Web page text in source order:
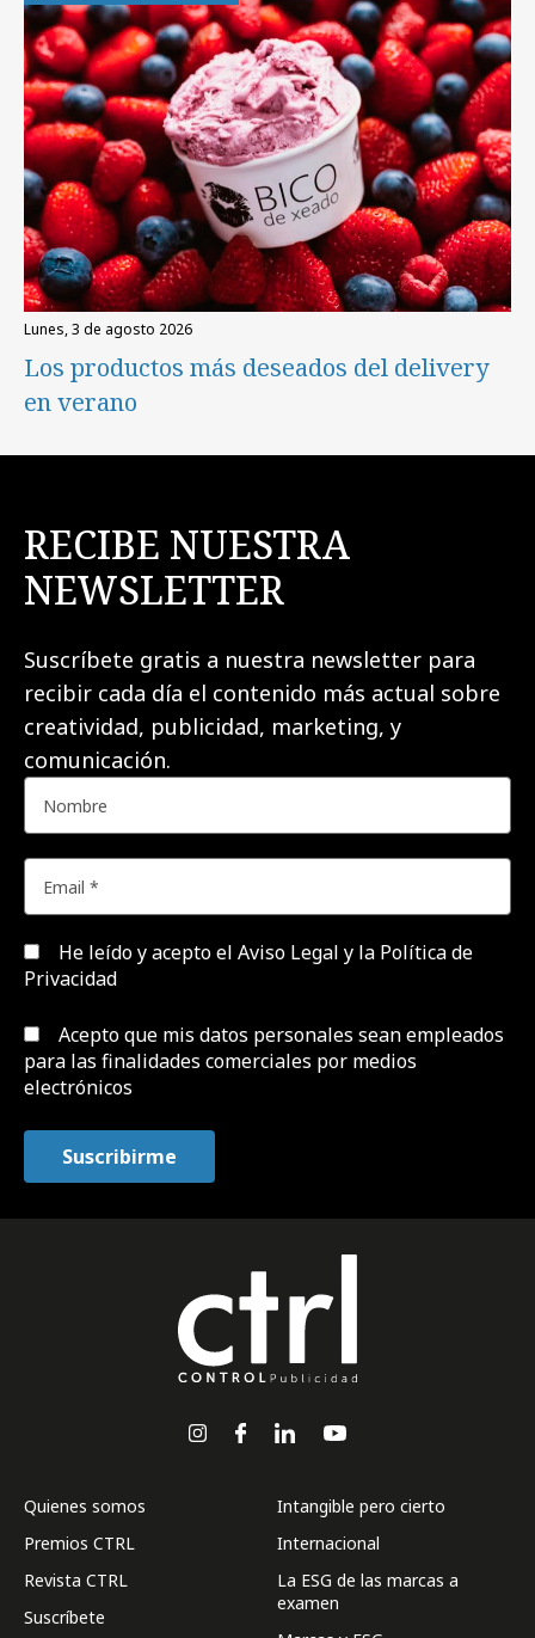
lunes, 3 de agosto 2026
Los productos más deseados del delivery
en verano
RECIBE NUESTRA
NEWSLETTER
Suscríbete gratis a nuestra newsletter para
recibir cada día el contenido más actual sobre
creatividad, publicidad, marketing, y
comunicación.
He leído y acepto el Aviso Legal y la Política de
Privacidad
Acepto que mis datos personales sean empleados
para las finalidades comerciales por medios
electrónicos
Quienes somos
Premios CTRL
Revista CTRL
Suscríbete
Intangible pero cierto
Internacional
La ESG de las marcas a
examen